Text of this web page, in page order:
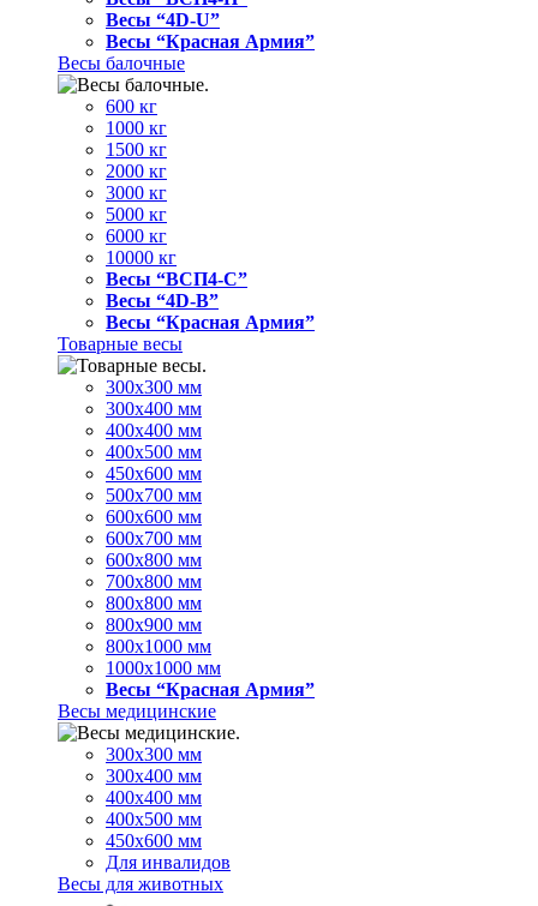
Весы “4D-U”
Весы “Красная Армия”
Весы балочные
600 кг
1000 кг
1500 кг
2000 кг
3000 кг
5000 кг
6000 кг
10000 кг
Весы “ВСП4-С”
Весы “4D-В”
Весы “Красная Армия”
Товарные весы
300х300 мм
300х400 мм
400х400 мм
400х500 мм
450х600 мм
500х700 мм
600х600 мм
600х700 мм
600х800 мм
700х800 мм
800х800 мм
800х900 мм
800х1000 мм
1000х1000 мм
Весы “Красная Армия”
Весы медицинские
300х300 мм
300х400 мм
400х400 мм
400х500 мм
450х600 мм
Для инвалидов
Весы для животных